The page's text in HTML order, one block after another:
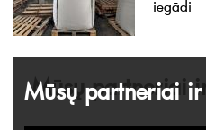
iegādi
Mūsų partneriai